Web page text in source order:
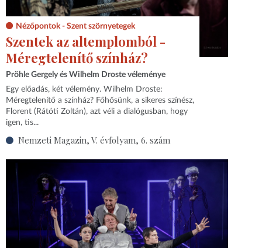
Nézőpontok - Szent szörnyetegek
Szentek az altemplomból -
Méregtelenítő színház?
Pröhle Gergely és Wilhelm Droste véleménye
Egy előadás, két vélemény. Wilhelm Droste:
Méregtelenítő a színház? Főhősünk, a sikeres színész,
Florent (Rátóti Zoltán), azt véli a dialógusban, hogy
igen, tis...
Nemzeti Magazin, V. évfolyam, 6. szám